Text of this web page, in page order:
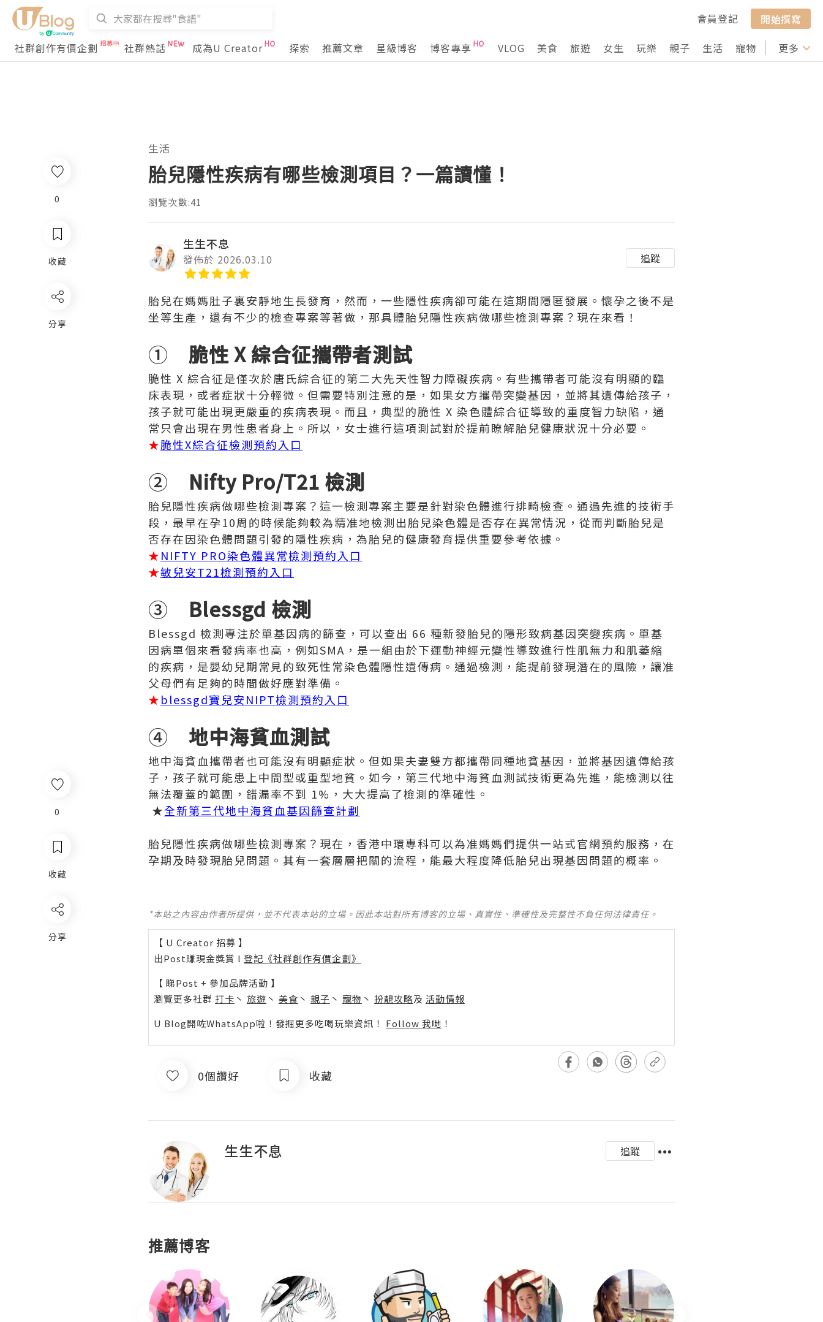
會員登記
開始撰寫
社群創作有價企劃
社群熱話 成為U Creator 探索 推薦文章 星級博客 博客專享 VLOG 美食 旅遊 女生 玩樂 親子 生活 寵物 行山 打卡
更多
0
收藏
分享
生活
胎兒隱性疾病有哪些檢測項目？一篇讀懂！
瀏覽次數:41
生生不息
發佈於 2026.03.10 追蹤
胎兒在媽媽肚子裏安靜地生長發育，然而，一些隱性疾病卻可能在這期間隱匿發展。懷孕之後不是
坐等生產，還有不少的檢查專案等著做，那具體胎兒隱性疾病做哪些檢測專案？現在來看！
① 脆性 X 綜合征攜帶者測試
脆性 X 綜合征是僅次於唐氏綜合征的第二大先天性智力障礙疾病。有些攜帶者可能沒有明顯的臨
床表現，或者症狀十分輕微。但需要特別注意的是，如果女方攜帶突變基因，並將其遺傳給孩子，
孩子就可能出現更嚴重的疾病表現。而且，典型的脆性 X 染色體綜合征導致的重度智力缺陷，通
常只會出現在男性患者身上。所以，女士進行這項測試對於提前瞭解胎兒健康狀況十分必要。
★脆性X綜合征檢測預約入口
② Nifty Pro/T21 檢測
胎兒隱性疾病做哪些檢測專案？這一檢測專案主要是針對染色體進行排畸檢查。通過先進的技術手
段，最早在孕10周的時候能夠較為精准地檢測出胎兒染色體是否存在異常情況，從而判斷胎兒是
否存在因染色體問題引發的隱性疾病，為胎兒的健康發育提供重要參考依據。
★NIFTY PRO染色體異常檢測預約入口
★敏兒安T21檢測預約入口
③ Blessgd 檢測
Blessgd 檢測專注於單基因病的篩查，可以查出 66 種新發胎兒的隱形致病基因突變疾病。單基
因病單個來看發病率也高，例如SMA，是一組由於下運動神經元變性導致進行性肌無力和肌萎縮
的疾病，是嬰幼兒期常見的致死性常染色體隱性遺傳病。通過檢測，能提前發現潛在的風險，讓准
父母們有足夠的時間做好應對準備。
★blessgd寶兒安NIPT檢測預約入口
④ 地中海貧血測試
地中海貧血攜帶者也可能沒有明顯症狀。但如果夫妻雙方都攜帶同種地貧基因，並將基因遺傳給孩
子，孩子就可能患上中間型或重型地貧。如今，第三代地中海貧血測試技術更為先進，能檢測以往
無法覆蓋的範圍，錯漏率不到 1%，大大提高了檢測的準確性。
★全新第三代地中海貧血基因篩查計劃
胎兒隱性疾病做哪些檢測專案？現在，香港中環專科可以為准媽媽們提供一站式官網預約服務，在
孕期及時發現胎兒問題。其有一套層層把關的流程，能最大程度降低胎兒出現基因問題的概率。
*本站之內容由作者所提供，並不代表本站的立場。因此本站對所有博客的立場、真實性、準確性及完整性不負任何法律責任。
【 U Creator 招募 】
出Post賺現金獎賞 l 登記《社群創作有價企劃》
【 睇Post + 參加品牌活動 】
瀏覽更多社群 打卡 丶 旅遊 丶 美食 丶 親子 丶 寵物 丶 扮靚攻略及 活動情報
U Blog開咗WhatsApp啦！發掘更多吃喝玩樂資訊！ Follow 我哋 ！
0個讚好 收藏
生生不息 追蹤
推薦博客
0
收藏
分享